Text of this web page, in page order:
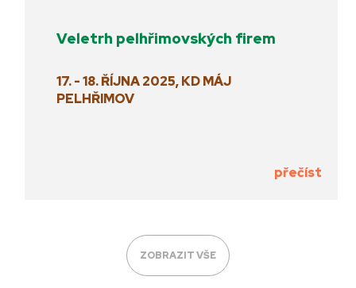
Veletrh pelhřimovských firem
17. - 18. ŘÍJNA 2025, KD MÁJ
PELHŘIMOV
přečíst
ZOBRAZIT VŠE